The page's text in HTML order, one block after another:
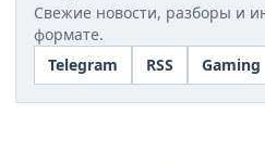
Свежие новости, разборы и
формате.
Telegram
RSS Gaming